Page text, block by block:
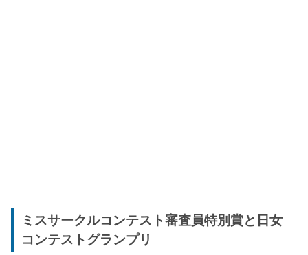
ミスサークルコンテスト審査員特別賞と日女
コンテストグランプリ